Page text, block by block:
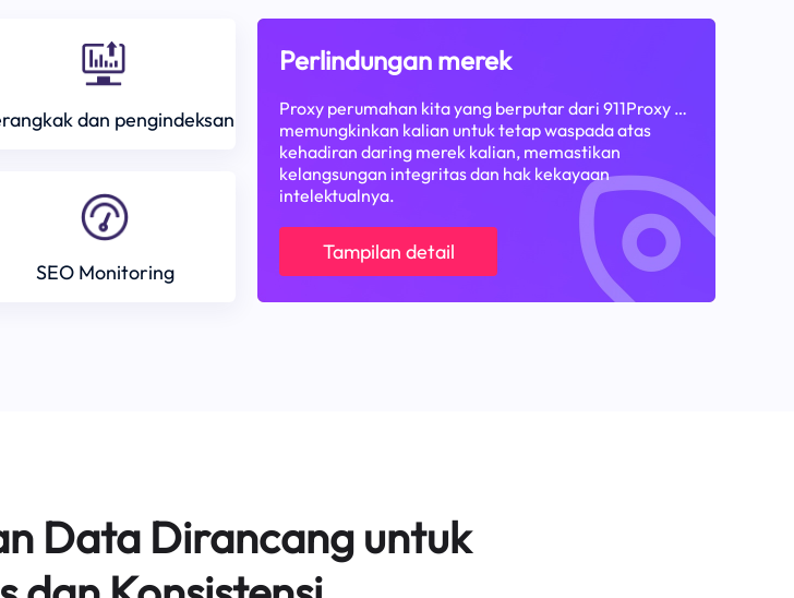
dan pengindeksan
SEO Monitoring
Perlindungan merek
Proxy perumahan kita yang berputar dari 911Proxy …
memungkinkan kalian untuk tetap waspada atas
kehadiran daring merek kalian, memastikan
kelangsungan integritas dan hak kekayaan
intelektualnya.
Tampilan detail
Data Dirancang untuk